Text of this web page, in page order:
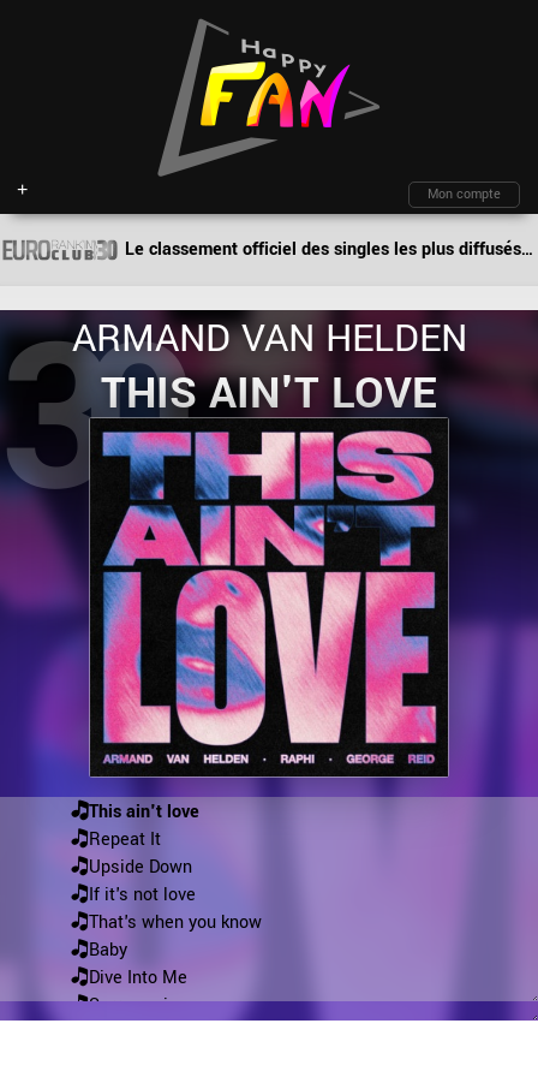
+
Fil d'actu
Membres
Messagerie
Nouveautés
Battles
Playlists
Hasard
Moteur de recherche
Blind test
À propos
Plan du site
Mon compte
Le classement officiel des singles les plus diffusés par les deejays en Europe !
30
ARMAND VAN HELDEN
THIS AIN'T LOVE
This ain't love
Repeat It
Upside Down
If it's not love
That's when you know
Baby
Dive Into Me
Sorry papi